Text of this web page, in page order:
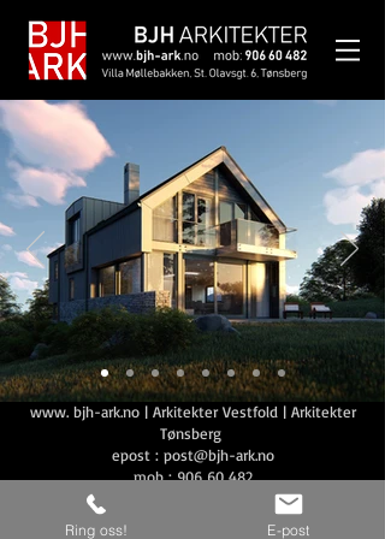
www. bjh-ark.no | Arkitekter Vestfold | Arkitekter
Tønsberg
epost : post@bjh-ark.no
mob :906 60 482
Ring oss! E-post